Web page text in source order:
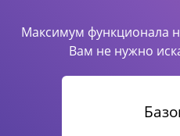
Максимум функционала
Вам не нужно